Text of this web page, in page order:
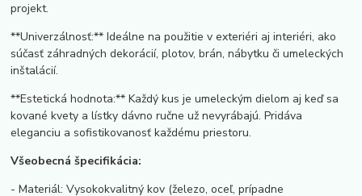
projekt.
**Univerzálnosť:** Ideálne na použitie v exteriéri aj interiéri, ako
súčasť záhradných dekorácií, plotov, brán, nábytku či umeleckých
inštalácií.
**Estetická hodnota:** Každý kus je umeleckým dielom aj keď sa
kované kvety a lístky dávno ručne už nevyrábajú. Pridáva
eleganciu a sofistikovanosť každému priestoru.
Všeobecná špecifikácia:
- Materiál: Vysokokvalitný kov (železo, oceľ, prípadne